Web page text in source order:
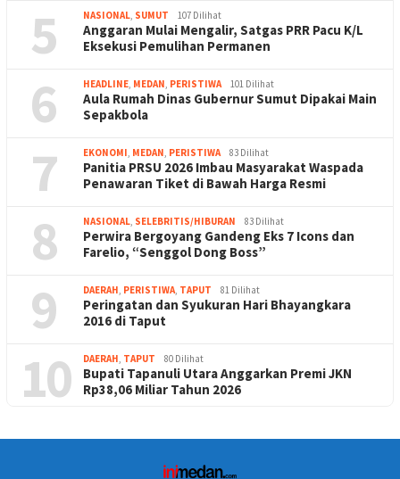
5 NASIONAL, SUMUT 107 Dilihat
Anggaran Mulai Mengalir, Satgas PRR Pacu K/L
Eksekusi Pemulihan Permanen
6 HEADLINE, MEDAN, PERISTIWA 101 Dilihat
Aula Rumah Dinas Gubernur Sumut Dipakai Main
Sepakbola
7 EKONOMI, MEDAN, PERISTIWA 83 Dilihat
Panitia PRSU 2026 Imbau Masyarakat Waspada
Penawaran Tiket di Bawah Harga Resmi
8 NASIONAL, SELEBRITIS/HIBURAN 83 Dilihat
Perwira Bergoyang Gandeng Eks 7 Icons dan
Farelio, “Senggol Dong Boss”
9 DAERAH, PERISTIWA, TAPUT 81 Dilihat
Peringatan dan Syukuran Hari Bhayangkara
2016 di Taput
10 DAERAH, TAPUT 80 Dilihat
Bupati Tapanuli Utara Anggarkan Premi JKN
Rp38,06 Miliar Tahun 2026